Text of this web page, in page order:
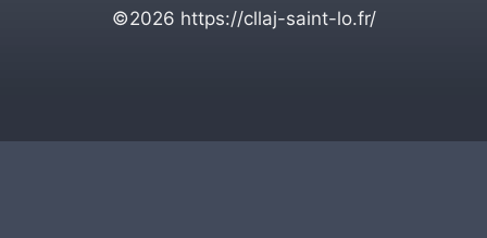
©2026 https://cllaj-saint-lo.fr/